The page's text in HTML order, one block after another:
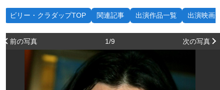
ビリー・クラダップTOP 関連記事 出演作品一覧 出演映画
前の写真 1/9 次の写真